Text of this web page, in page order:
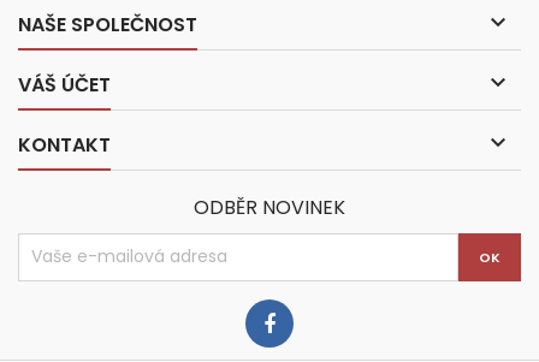
NAŠE SPOLEČNOST 
VÁŠ ÚČET 
KONTAKT 
ODBĚR NOVINEK